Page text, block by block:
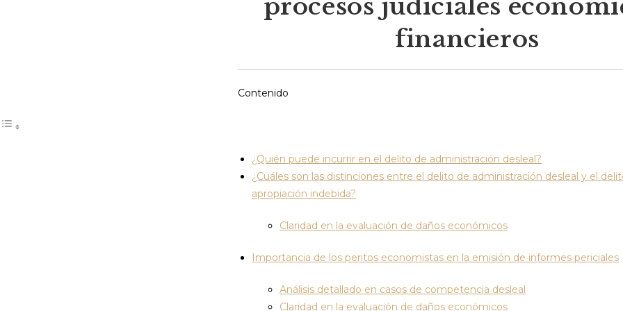
procesos judiciales
financieros
Contenido
¿Quién puede incurrir en el delito de administración desleal?
¿Cuáles son las distinciones entre el delito de administración desleal y el
apropiación indebida?
Claridad en la evaluación de daños económicos
Importancia de los peritos economistas en la emisión de informes periciales
Análisis detallado en casos de competencia desleal
Claridad en la evaluación de daños económicos